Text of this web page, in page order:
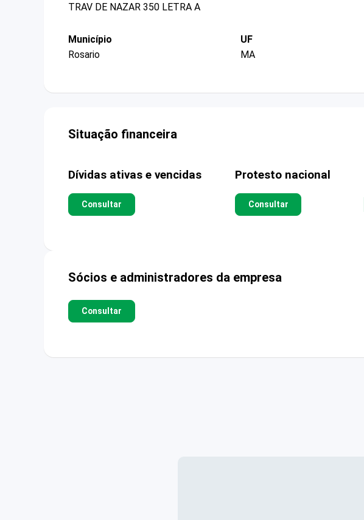
TRAV DE NAZAR 350 LETRA A
Município
Rosario
UF
MA
Situação financeira
Dívidas ativas e vencidas
Consultar
Protesto nacional
Consultar
Sócios e administradores da empresa
Consultar